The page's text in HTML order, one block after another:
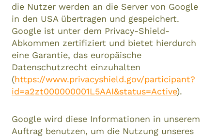
die Nutzer werden an die Server von Google
in den USA übertragen und gespeichert.
Google ist unter dem Privacy-Shield-
Abkommen zertifiziert und bietet hierdurch
eine Garantie, das europäische
Datenschutzrecht einzuhalten
(https://www.privacyshield.gov/participant?
id=a2zt000000001L5AAI&status=Active).
Google wird diese Informationen in unserem
Auftrag benutzen, um die Nutzung unseres